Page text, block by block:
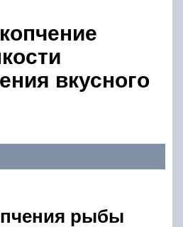
вкусного
рыбы